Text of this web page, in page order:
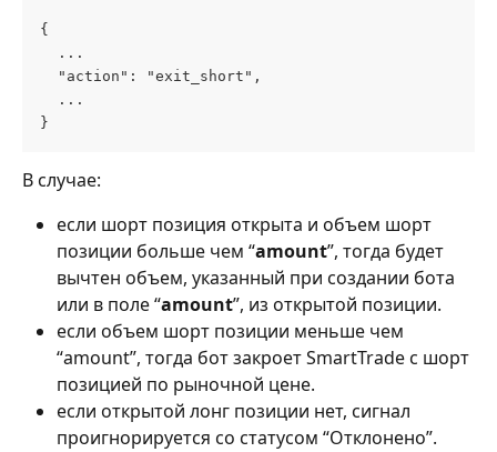
{
  ...
  "action": "exit_short",
  ...
}
В случае:
если шорт позиция открыта и объем шорт
позиции больше чем “amount”, тогда будет
вычтен объем, указанный при создании бота
или в поле “amount”, из открытой позиции.
если объем шорт позиции меньше чем
“amount”, тогда бот закроет SmartTrade с шорт
позицией по рыночной цене.
если открытой лонг позиции нет, сигнал
проигнорируется со статусом “Отклонено”.